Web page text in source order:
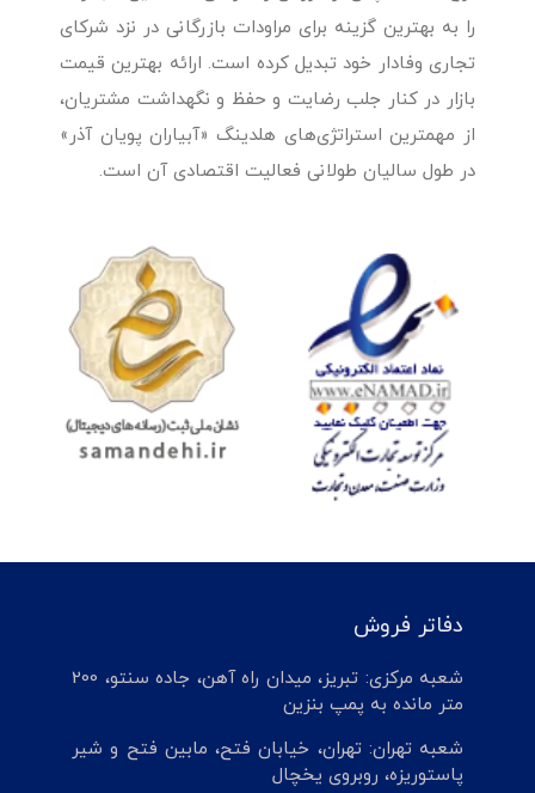
را به بهترین گزینه برای مراودات بازرگانی در نزد شرکای
تجاری وفادار خود تبدیل کرده است. ارائه بهترین قیمت
بازار در کنار جلب رضایت و حفظ و نگهداشت مشتریان،
از مهمترین استراتژی‌های هلدینگ «آبیاران پویان آذر»
در طول سالیان طولانی فعالیت اقتصادی آن است.
دفاتر فروش
شعبه مرکزی: تبریز، میدان راه آهن، جاده سنتو، 200
متر مانده به پمپ بنزین
شعبه تهران: تهران، خیابان فتح، مابین فتح و شیر
پاستوریزه، روبروی یخچال